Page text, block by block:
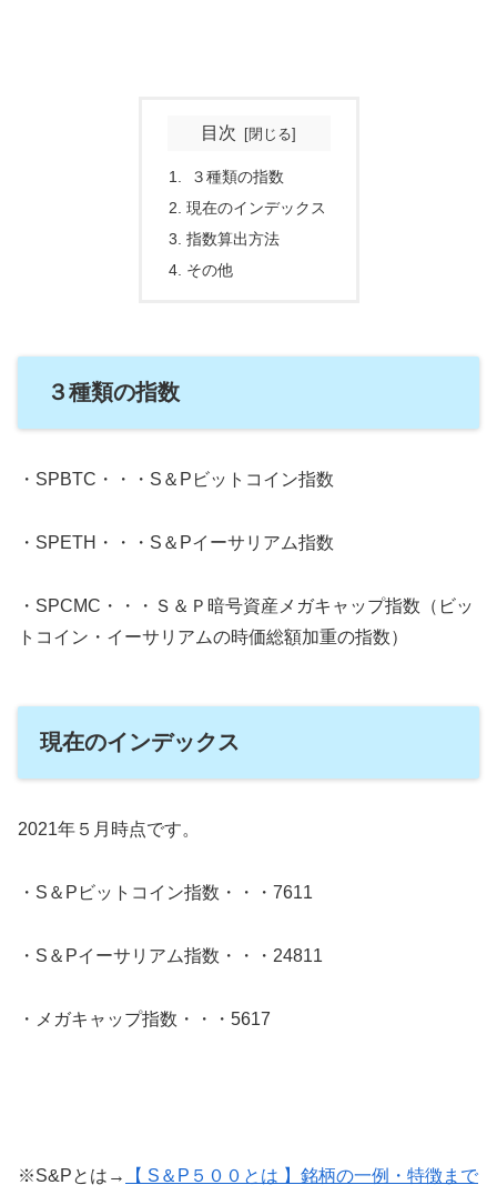
目次
３種類の指数
現在のインデックス
指数算出方法
その他
３種類の指数
・SPBTC・・・S＆Pビットコイン指数
・SPETH・・・S＆Pイーサリアム指数
・SPCMC・・・Ｓ＆Ｐ暗号資産メガキャップ指数（ビッ
トコイン・イーサリアムの時価総額加重の指数）
現在のインデックス
2021年５月時点です。
・S＆Pビットコイン指数・・・7611
・S＆Pイーサリアム指数・・・24811
・メガキャップ指数・・・5617
※S&Pとは→ 【 S＆P５００とは 】銘柄の一例・特徴まで